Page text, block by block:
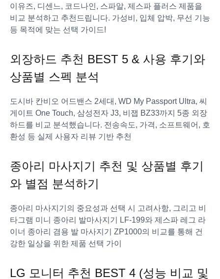
이유즈, 디센느, 코드나인, 스파알, 제스파 플러스 제품을
비교 분석하고 추천드립니다. 가성비, 입체 압박, 무선 기능
등 목적에 맞는 선택 가이드!
외장하드 추천 BEST 5 & 사용 후기와
상품별 스펙 분석
도시바 칸비오 어드밴스 2세대, WD My Passport Ultra, 씨
게이트 One Touch, 삼성전자 J3, 비잽 BZ33까지 5종 외장
하드를 비교 분석했습니다. 전송속도, 가격, 소프트웨어, 호
환성 등 실제 사용자 리뷰 기반 추천
종아리 마사지기 추천 및 상품별 후기
와 별점 분석하기
종아리 마사지기의 중요성과 선택 시 고려사항, 그리고 비
타그램 미니 종아리 발마사지기 LF-199와 제스파 레그 라
이너 종아리 겸용 발 마사지기 ZP1000의 비교를 통해 건
강한 일상을 위한 제품 선택 가이
LG 모니터 추천 BEST 4 (성능 비교 및